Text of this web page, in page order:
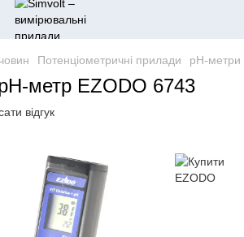
Потенціометричні прилади pH-метри
метр EZODO 6743
відгук